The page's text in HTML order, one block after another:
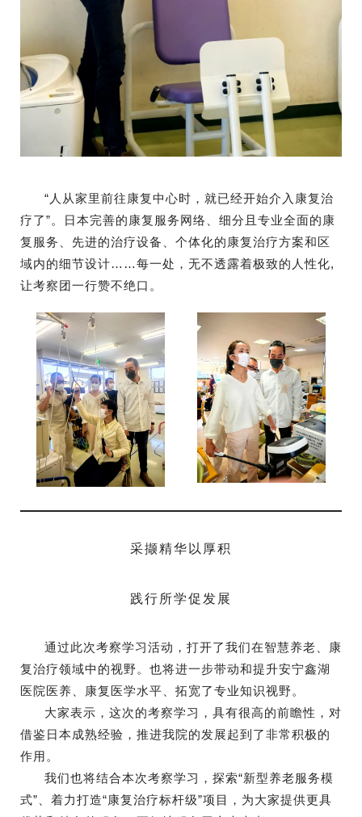
“人从家里前往康复中心时，就已经开始介入康复治
疗了”。日本完善的康复服务网络、细分且专业全面的康
复服务、先进的治疗设备、个体化的康复治疗方案和区
域内的细节设计……每一处，无不透露着极致的人性化,
让考察团一行赞不绝口。
采撷精华以厚积
践行所学促发展
通过此次考察学习活动，打开了我们在智慧养老、康
复治疗领域中的视野。也将进一步带动和提升安宁鑫湖
医院医养、康复医学水平、拓宽了专业知识视野。
大家表示，这次的考察学习，具有很高的前瞻性，对
借鉴日本成熟经验，推进我院的发展起到了非常积极的
作用。
我们也将结合本次考察学习，探索“新型养老服务模
式”、着力打造“康复治疗标杆级”项目，为大家提供更具